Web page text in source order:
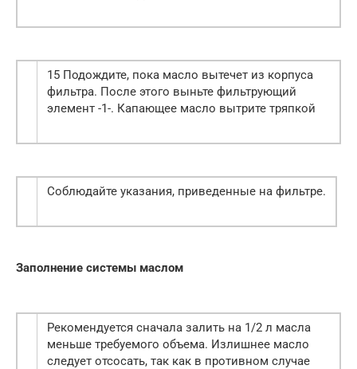
15 Подождите, пока масло вытечет из корпуса
фильтра. После этого выньте фильтрующий
элемент -1-. Капающее масло вытрите тряпкой
Соблюдайте указания, приведенные на фильтре.
Заполнение системы маслом
Рекомендуется сначала залить на 1/2 л масла
меньше требуемого объема. Излишнее масло
следует отсосать, так как в противном случае